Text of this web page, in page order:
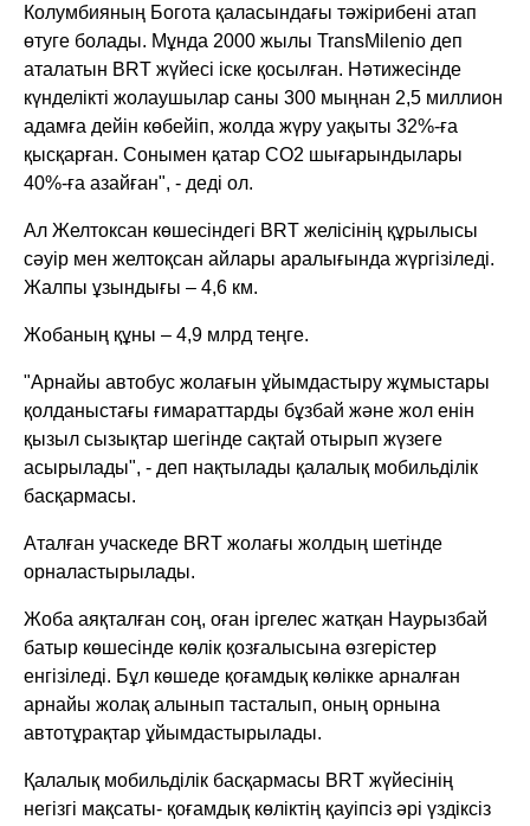
Колумбияның Богота қаласындағы тәжірибені атап
өтуге болады. Мұнда 2000 жылы TransMilenio деп
аталатын BRT жүйесі іске қосылған. Нәтижесінде
күнделікті жолаушылар саны 300 мыңнан 2,5 миллион
адамға дейін көбейіп, жолда жүру уақыты 32%-ға
қысқарған. Сонымен қатар CO2 шығарындылары
40%-ға азайған", - деді ол.
Ал Желтоксан көшесіндегі BRT желісінің құрылысы
сәуір мен желтоқсан айлары аралығында жүргізіледі.
Жалпы ұзындығы – 4,6 км.
Жобаның құны – 4,9 млрд теңге.
"Арнайы автобус жолағын ұйымдастыру жұмыстары
қолданыстағы ғимараттарды бұзбай және жол енін
қызыл сызықтар шегінде сақтай отырып жүзеге
асырылады", - деп нақтылады қалалық мобильділік
басқармасы.
Аталған учаскеде BRT жолағы жолдың шетінде
орналастырылады.
Жоба аяқталған соң, оған іргелес жатқан Наурызбай
батыр көшесінде көлік қозғалысына өзгерістер
енгізіледі. Бұл көшеде қоғамдық көлікке арналған
арнайы жолақ алынып тасталып, оның орнына
автотұрақтар ұйымдастырылады.
Қалалық мобильділік басқармасы BRT жүйесінің
негізгі мақсаты- қоғамдық көліктің қауіпсіз әрі үздіксіз